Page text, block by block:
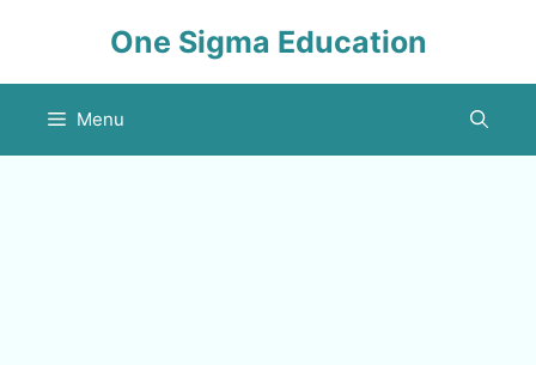
One Sigma Education
Menu